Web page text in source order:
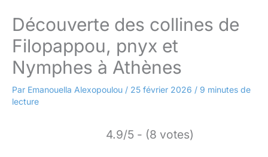
Découverte des collines de
Filopappou, pnyx et
Nymphes à Athènes
Par Emanouella Alexopoulou / 25 février 2026 / 9 minutes de
lecture
4.9/5 - (8 votes)